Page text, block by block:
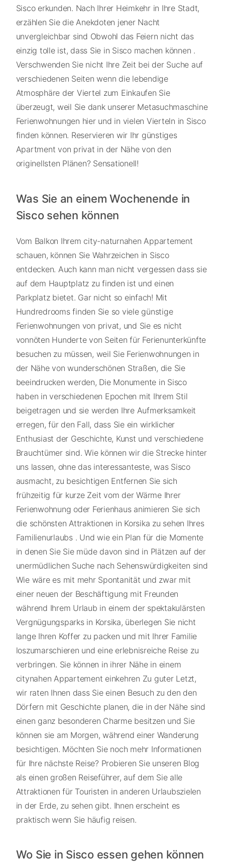
Sisco erkunden. Nach Ihrer Heimkehr in Ihre Stadt,
erzählen Sie die Anekdoten jener Nacht
unvergleichbar sind Obwohl das Feiern nicht das
einzig tolle ist, dass Sie in Sisco machen können .
Verschwenden Sie nicht Ihre Zeit bei der Suche auf
verschiedenen Seiten wenn die lebendige
Atmosphäre der Viertel zum Einkaufen Sie
überzeugt, weil Sie dank unserer Metasuchmaschine
Ferienwohnungen hier und in vielen Vierteln in Sisco
finden können. Reservieren wir Ihr günstiges
Apartment von privat in der Nähe von den
originellsten Plänen? Sensationell!
Was Sie an einem Wochenende in
Sisco sehen können
Vom Balkon Ihrem city-naturnahen Appartement
schauen, können Sie Wahrzeichen in Sisco
entdecken. Auch kann man nicht vergessen dass sie
auf dem Hauptplatz zu finden ist und einen
Parkplatz bietet. Gar nicht so einfach! Mit
Hundredrooms finden Sie so viele günstige
Ferienwohnungen von privat, und Sie es nicht
vonnöten Hunderte von Seiten für Ferienunterkünfte
besuchen zu müssen, weil Sie Ferienwohnungen in
der Nähe von wunderschönen Straßen, die Sie
beeindrucken werden, Die Monumente in Sisco
haben in verschiedenen Epochen mit Ihrem Stil
beigetragen und sie werden Ihre Aufmerksamkeit
erregen, für den Fall, dass Sie ein wirklicher
Enthusiast der Geschichte, Kunst und verschiedene
Brauchtümer sind. Wie können wir die Strecke hinter
uns lassen, ohne das interessanteste, was Sisco
ausmacht, zu besichtigen Entfernen Sie sich
frühzeitig für kurze Zeit vom der Wärme Ihrer
Ferienwohnung oder Ferienhaus animieren Sie sich
die schönsten Attraktionen in Korsika zu sehen Ihres
Familienurlaubs . Und wie ein Plan für die Momente
in denen Sie Sie müde davon sind in Plätzen auf der
unermüdlichen Suche nach Sehenswürdigkeiten sind
Wie wäre es mit mehr Spontanität und zwar mit
einer neuen der Beschäftigung mit Freunden
während Ihrem Urlaub in einem der spektakulärsten
Vergnügungsparks in Korsika, überlegen Sie nicht
lange Ihren Koffer zu packen und mit Ihrer Familie
loszumarschieren und eine erlebnisreiche Reise zu
verbringen. Sie können in ihrer Nähe in einem
citynahen Appartement einkehren Zu guter Letzt,
wir raten Ihnen dass Sie einen Besuch zu den den
Dörfern mit Geschichte planen, die in der Nähe sind
einen ganz besonderen Charme besitzen und Sie
können sie am Morgen, während einer Wanderung
besichtigen. Möchten Sie noch mehr Informationen
für Ihre nächste Reise? Probieren Sie unseren Blog
als einen großen Reiseführer, auf dem Sie alle
Attraktionen für Touristen in anderen Urlaubszielen
in der Erde, zu sehen gibt. Ihnen erscheint es
praktisch wenn Sie häufig reisen.
Wo Sie in Sisco essen gehen können